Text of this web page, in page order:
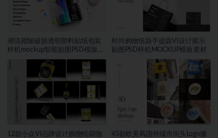
潮流褶皱破损透明塑料贴纸包装
样机mockup智能贴图PSD模版设
计素材
时尚购物纸袋手提袋VI设计展示
贴图PSD样机MOCKUP模板素材
12款小众VI品牌设计购物纸袋咖
45款欧美风国外城市街头Logo徽